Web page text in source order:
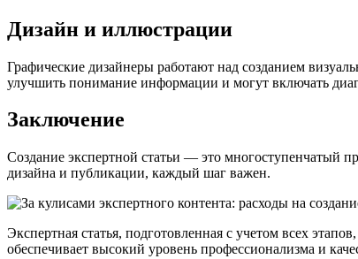
Дизайн и иллюстрации
Графические дизайнеры работают над созданием
улучшить понимание информации и могут включать
Заключение
Создание экспертной статьи — это многоступенчатый
дизайна и публикации, каждый шаг важен.
Экспертная статья, подготовленная с учетом всех
обеспечивает высокий уровень профессионализма и